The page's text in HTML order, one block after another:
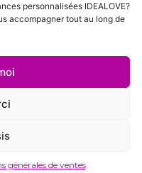
personnalisées IDEALOVE?
accompagner tout au long de
générales de ventes